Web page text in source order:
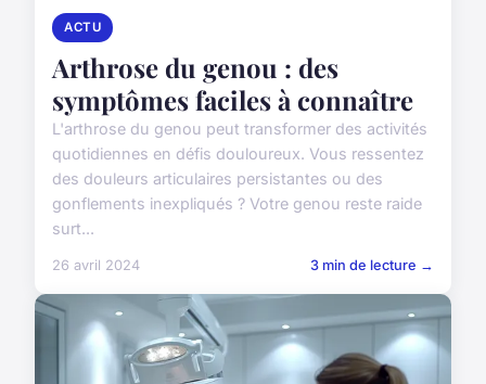
ACTU
Arthrose du genou : des
symptômes faciles à connaître
L'arthrose du genou peut transformer des activités
quotidiennes en défis douloureux. Vous ressentez
des douleurs articulaires persistantes ou des
gonflements inexpliqués ? Votre genou reste raide
surt...
26 avril 2024 3 min de lecture →